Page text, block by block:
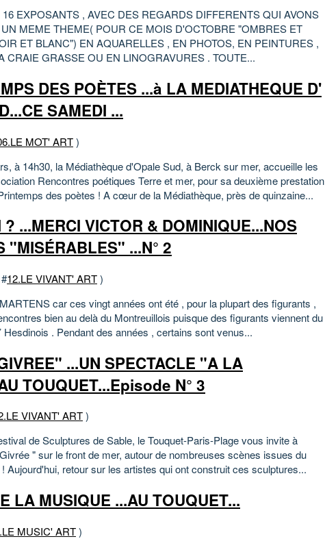
EXPOSANTS , AVEC DES REGARDS DIFFERENTS QUI AVONS
MEME THEME( POUR CE MOIS D'OCTOBRE "OMBRES ET
ET BLANC") EN AQUARELLES , EN PHOTOS, EN PEINTURES ,
CRAIE GRASSE OU EN LINOGRAVURES . TOUTE...
DES POÈTES ...à LA MEDIATHEQUE D'
SAMEDI ...
MOT' ART)
à 14h30, la Médiathèque d'Opale Sud, à Berck sur mer, accueille les
Rencontres poétiques Terre et mer, pour sa deuxième prestation
des poètes ! ​A cœur de la Médiathèque, près de quinzaine...
? ...MERCI VICTOR & DOMINIQUE...NOS
"MISÉRABLES" ...N° 2
12.LE VIVANT' ART)
car ces vingt années ont été , pour la plupart des figurants ,
bien au delà du Montreuillois puisque des figurants viennent du
Hesdinois . Pendant des années , certains sont venus...
...UN SPECTACLE "A LA
TOUQUET...Episode N° 3
VIVANT' ART)
de Sculptures de Sable, le Touquet-Paris-Plage vous invite à
" sur le front de mer, autour de nombreuses scènes issues du
Aujourd'hui, retour sur les artistes qui ont construit ces sculptures...
LA MUSIQUE ...AU TOUQUET...
MUSIC' ART)